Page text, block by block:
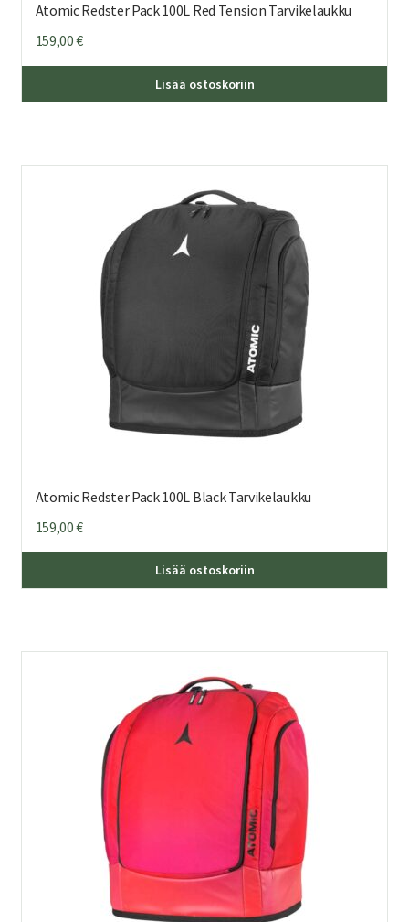
Atomic Redster Pack 100L Red Tension Tarvikelaukku
159,00€
Lisää ostoskoriin
Atomic Redster Pack 100L Black Tarvikelaukku
159,00€
Lisää ostoskoriin